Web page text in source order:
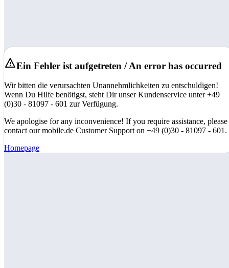
Ein Fehler ist aufgetreten / An error has occurred
Wir bitten die verursachten Unannehmlichkeiten zu entschuldigen!
Wenn Du Hilfe benötigst, steht Dir unser Kundenservice unter +49
(0)30 - 81097 - 601 zur Verfügung.
We apologise for any inconvenience! If you require assistance, please
contact our mobile.de Customer Support on +49 (0)30 - 81097 - 601.
Homepage